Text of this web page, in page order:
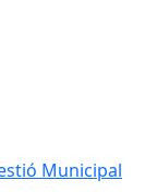
Municipal